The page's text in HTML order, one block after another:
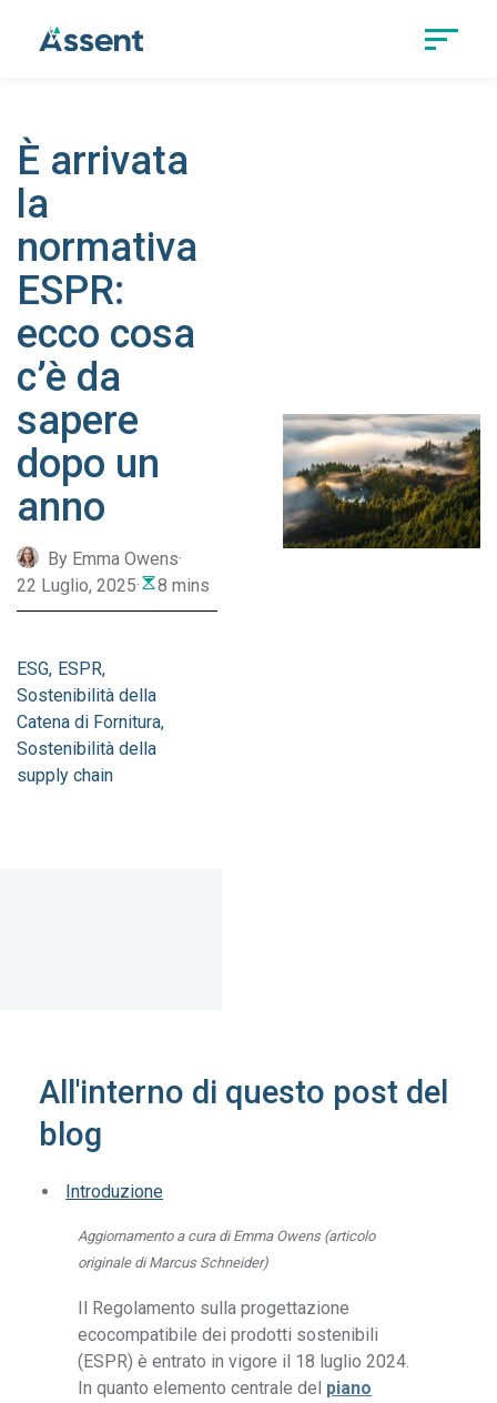
È arrivata
la
normativa
ESPR:
ecco cosa
c’è da
sapere
dopo un
anno
By Emma Owens·
22 Luglio, 2025· 8 mins
ESG ESPR
Sostenibilità della
Catena di Fornitura
Sostenibilità della
supply chain
All'interno di questo post del
blog
Introduzione
Aggiornamento a cura di Emma Owens (articolo
originale di Marcus Schneider)
Il Regolamento sulla progettazione
ecocompatibile dei prodotti sostenibili
(ESPR) è entrato in vigore il 18 luglio 2024.
In quanto elemento centrale del piano